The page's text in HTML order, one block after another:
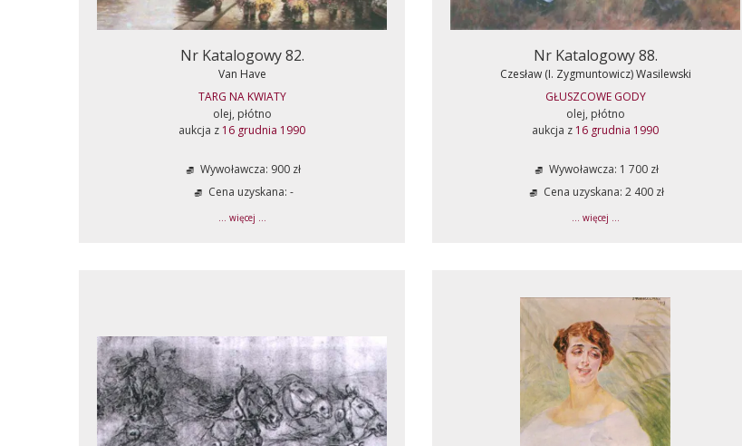
Nr Katalogowy 82.
Van Have
TARG NA KWIATY
olej, płótno
aukcja z 16 grudnia 1990
Wywoławcza: 900 zł
Cena uzyskana: -
... więcej ...
Nr Katalogowy 88.
Czesław (I. Zygmuntowicz) Wasilewski
GŁUSZCOWE GODY
olej, płótno
aukcja z 16 grudnia 1990
Wywoławcza: 1 700 zł
Cena uzyskana: 2 400 zł
... więcej ...